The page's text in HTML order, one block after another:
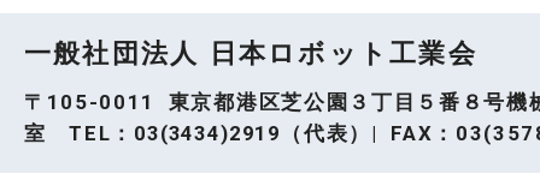
一般社団法人 日本ロボット工業会
〒105-0011 東京都港区芝公園３丁目５番８号機
室 TEL： 03(3434)2919 （代表）| FAX：